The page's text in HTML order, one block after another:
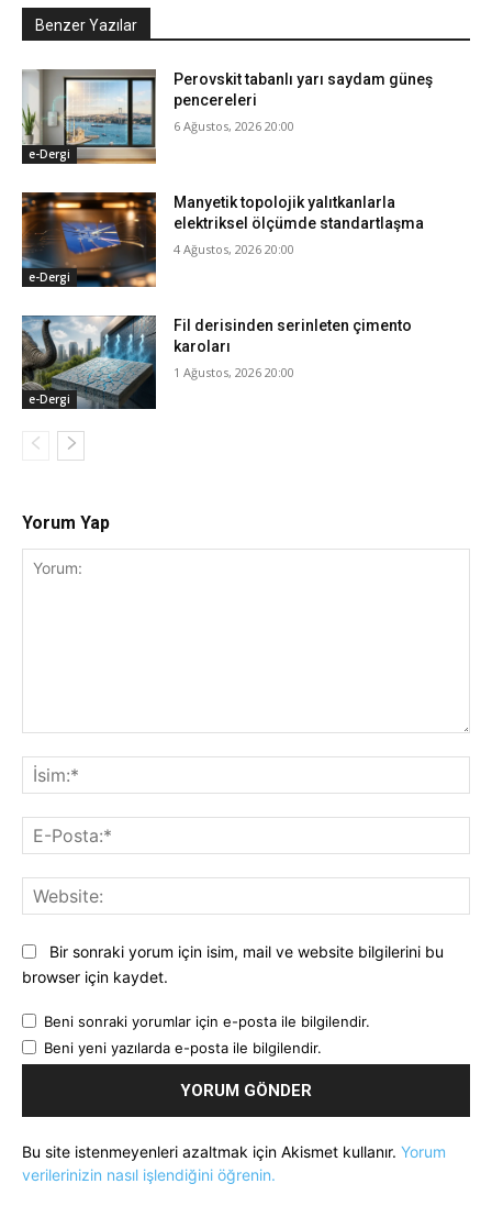
Benzer Yazılar
e-Dergi
Perovskit tabanlı yarı saydam güneş
pencereleri
6 Ağustos, 2026 20:00
e-Dergi
Manyetik topolojik yalıtkanlarla
elektriksel ölçümde standartlaşma
4 Ağustos, 2026 20:00
e-Dergi
Fil derisinden serinleten çimento
karoları
1 Ağustos, 2026 20:00
Yorum Yap
Bir sonraki yorum için isim, mail ve website bilgilerini bu
browser için kaydet.
Beni sonraki yorumlar için e-posta ile bilgilendir.
Beni yeni yazılarda e-posta ile bilgilendir.
Bu site istenmeyenleri azaltmak için Akismet kullanır. Yorum
verilerinizin nasıl işlendiğini öğrenin.